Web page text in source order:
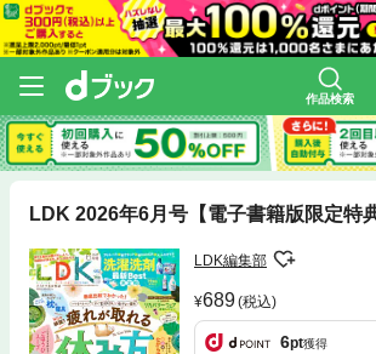
作品検索
LDK 2026年6月号【電子書籍版限定特
LDK編集部
689(税込)
6pt獲得